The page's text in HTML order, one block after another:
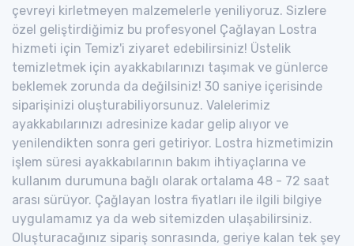
çevreyi kirletmeyen malzemelerle yeniliyoruz. Sizlere
özel geliştirdiğimiz bu profesyonel Çağlayan Lostra
hizmeti için Temiz'i ziyaret edebilirsiniz! Üstelik
temizletmek için ayakkabılarınızı taşımak ve günlerce
beklemek zorunda da değilsiniz! 30 saniye içerisinde
siparişinizi oluşturabiliyorsunuz. Valelerimiz
ayakkabılarınızı adresinize kadar gelip alıyor ve
yenilendikten sonra geri getiriyor. Lostra hizmetimizin
işlem süresi ayakkabılarının bakım ihtiyaçlarına ve
kullanım durumuna bağlı olarak ortalama 48 - 72 saat
arası sürüyor. Çağlayan lostra fiyatları ile ilgili bilgiye
uygulamamız ya da web sitemizden ulaşabilirsiniz.
Oluşturacağınız sipariş sonrasında, geriye kalan tek şey